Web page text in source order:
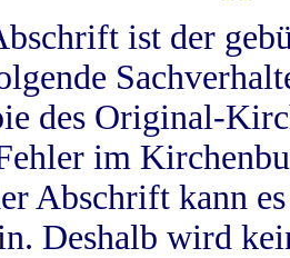
ist der
des Original-
im
Abschrift kann
Deshalb wird